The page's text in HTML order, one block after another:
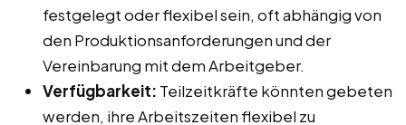
festgelegt oder flexibel sein, oft abhängig von
den Produktionsanforderungen und der
Vereinbarung mit dem Arbeitgeber.
Verfügbarkeit: Teilzeitkräfte könnten gebeten
werden, ihre Arbeitszeiten flexibel zu